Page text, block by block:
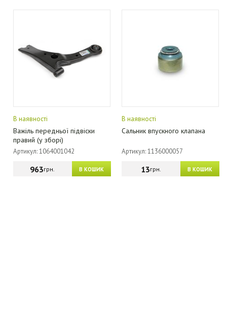
В наявності
Важіль передньої підвіски
правий (у зборі)
Артикул: 1064001042
В КОШИК
963грн.
В наявності
Сальник впускного клапана
Артикул: 1136000057
В КОШИК
13грн.